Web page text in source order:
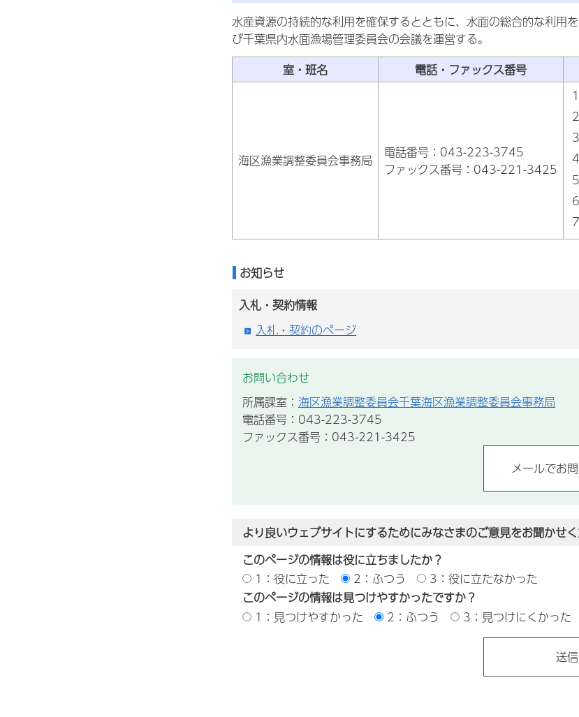
水産資源の持続的な利用を確保するとともに、水面の総合的な利用
び千葉県内水面漁場管理委員会の会議を運営する。
室・班名
電話・ファックス番号
海区漁業調整委員会事務局
電話番号：043-223-3745
ファックス番号：043-221-3425
お知らせ
入札・契約情報
入札・契約のページ
お問い合わせ
所属課室： 海区漁業調整委員会千葉海区漁業調整委員会事務局
電話番号：043-223-3745
ファックス番号：043-221-3425
より良いウェブサイトにするためにみなさまのご意見をお聞かせ
このページの情報は役に立ちましたか？
1：役に立った
2：ふつう
3：役に立たなかった
このページの情報は見つけやすかったですか？
1：見つけやすかった
2：ふつう 3：見つけにくかった